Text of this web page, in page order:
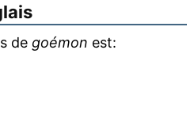
de goémon est: